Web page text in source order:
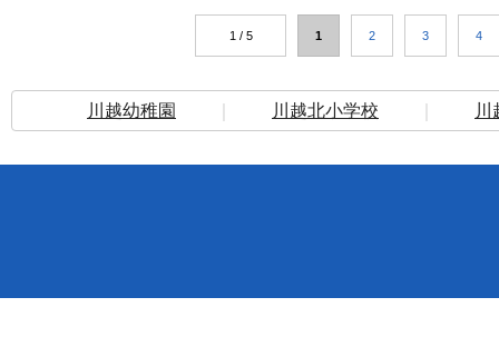
1 / 5 1 2 3 4
川越幼稚園 川越北小学校 川